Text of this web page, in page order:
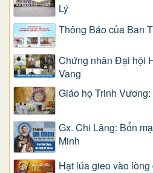
Lý
Thông Báo của Ban
Chứng nhân Đại hội
Vang
Giáo họ Trinh
Gx. Chi Lăng: Bổn
Minh
Hạt lúa gieo vào lòng